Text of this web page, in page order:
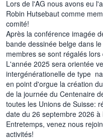
Lors de l'AG nous avons eu
Robin Hutsebaut comme
comité!
Après la conférence imagée
bande dessinée belge dans
membres se sont régalés
L'année 2025 sera orientée
intergénérationelle de type
en point d'orgue la création
de la journée du Centenaire
toutes les Unions de Suisse:
date du 26 septembre 2026 à
Entretemps, venez nous
activités!